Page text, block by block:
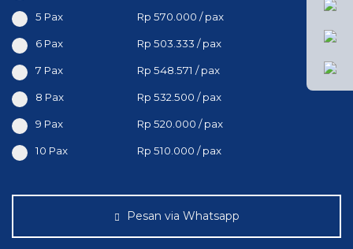
5 Pax Rp 570.000 / pax
6 Pax Rp 503.333 / pax
7 Pax Rp 548.571 / pax
8 Pax Rp 532.500 / pax
9 Pax Rp 520.000 / pax
10 Pax Rp 510.000 / pax
Pesan via Whatsapp